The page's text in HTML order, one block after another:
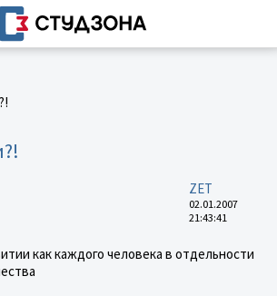
ZET
02.01.2007
21:43:41
как каждого человека в отдельности